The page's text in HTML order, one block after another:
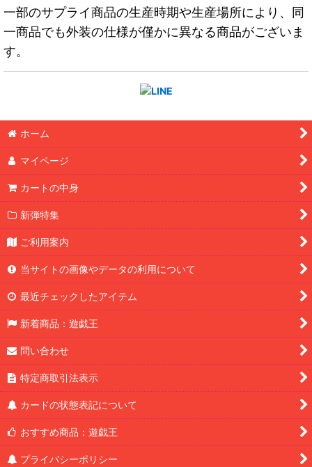
一部のサプライ商品の生産時期や生産場所により、同
一商品でも外装の仕様が僅かに異なる商品がございま
す。
ホーム
マイページ
カートの中身
新弾特集
ご利用案内
当サイトの画像やデータの利用について
最近チェックしたアイテム
新着商品：遊戯王
問い合わせ
特定商取引法表示
カードの状態表記について
おすすめ商品：遊戯王
プライバシーポリシー